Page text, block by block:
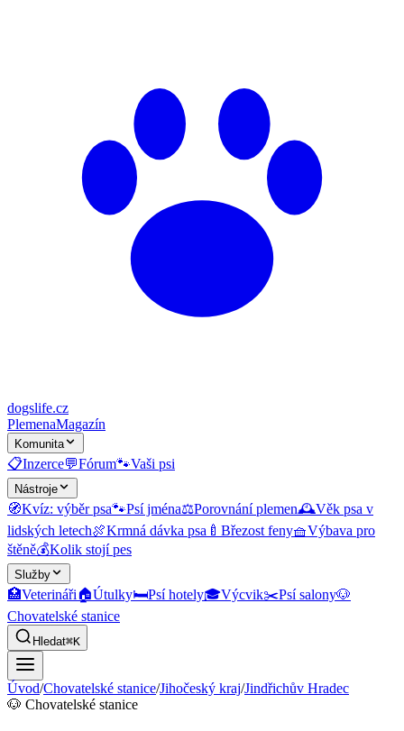
dogslife.cz
PlemenaMagazín
Komunita
📋Inzerce💬Fórum🐾Vaši psi
Nástroje
🧭Kvíz: výběr psa🐾Psí jména⚖️Porovnání plemen🕰️Věk psa v
lidských letech🍖Krmná dávka psa 🍼 Březost feny🧺Výbava pro
štěně💰Kolik stojí pes
Služby
🏥Veterináři🏠Útulky🛏️Psí hotely🎓Výcvik✂️Psí salony🐶
Chovatelské stanice
Hledat⌘K
Úvod/Chovatelské stanice/Jihočeský kraj/Jindřichův Hradec
🐶 Chovatelské stanice